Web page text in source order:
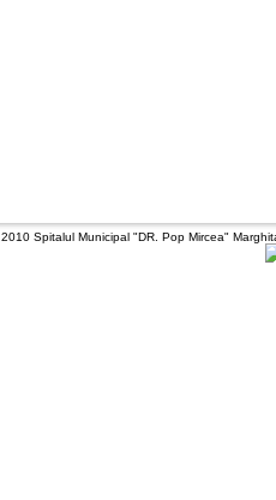
2010 Spitalul Municipal "DR. Pop Mircea"